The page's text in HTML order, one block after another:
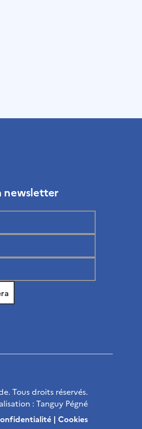
newsletter
Tous droits réservés.
: Tanguy Pégné
| Cookies